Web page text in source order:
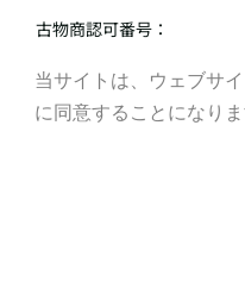
当サイトは、ウェブサ
に同意することになりま
当サイトは、ウェブサ
に同意することになりま
古物商認可番号：
store@onsite.audio